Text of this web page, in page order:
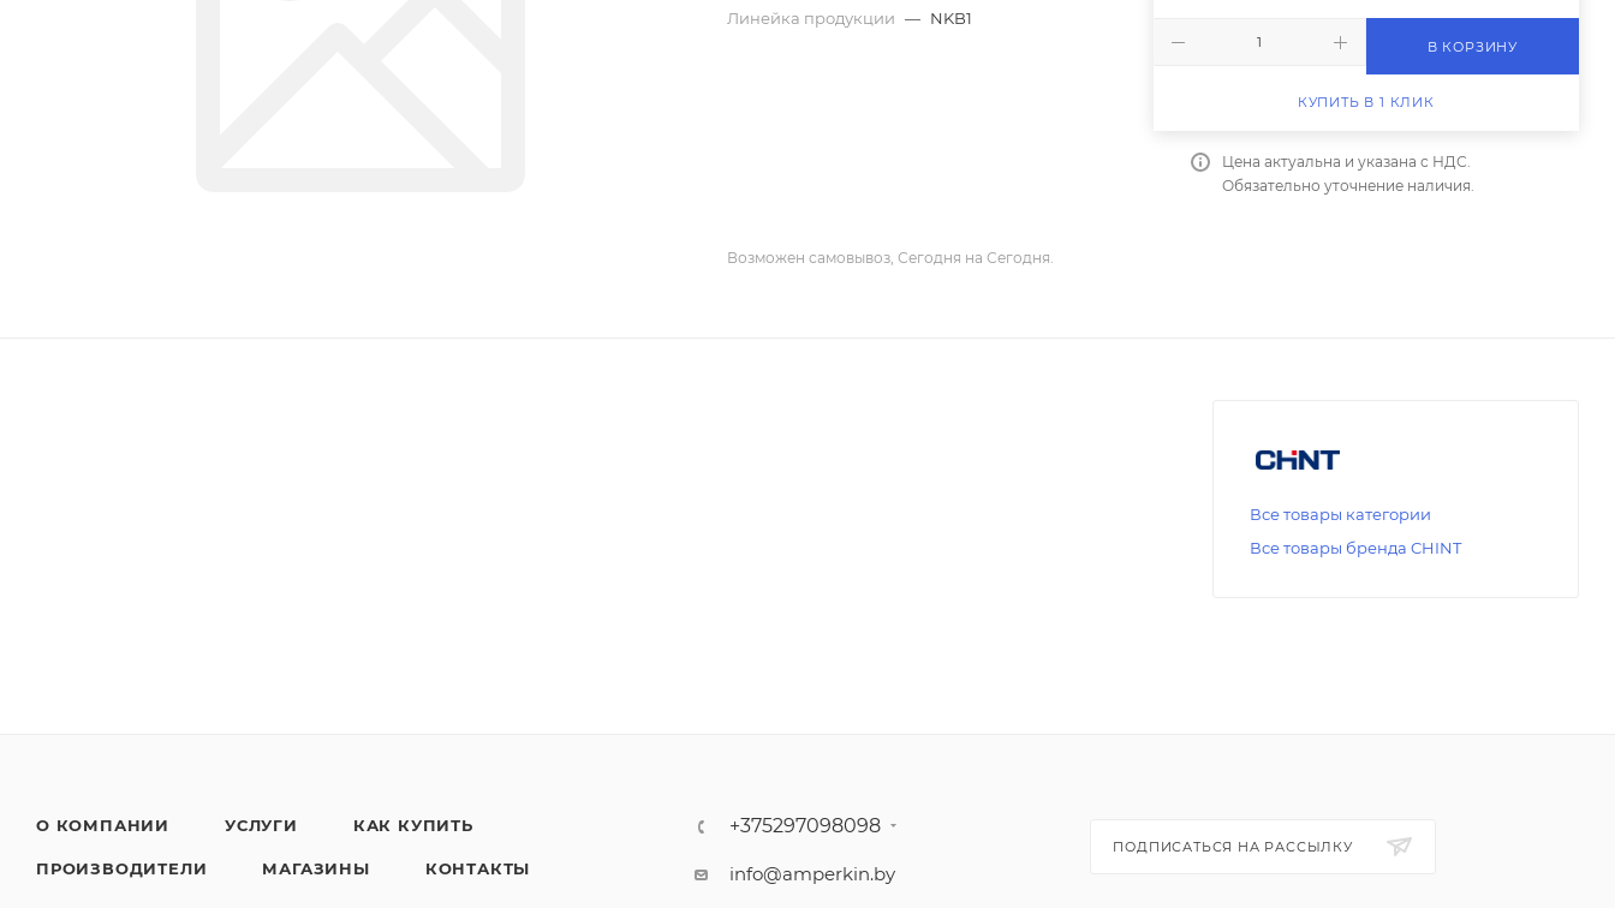
Линейка продукции — NKB1
В КОРЗИНУ
КУПИТЬ В 1 КЛИК
Цена актуальна и указана с НДС.
Обязательно уточнение наличия.
Возможен самовывоз, Сегодня на Сегодня.
Все товары категории
Все товары бренда CHINT
О КОМПАНИИ УСЛУГИ КАК КУПИТЬ
ПРОИЗВОДИТЕЛИ МАГАЗИНЫ КОНТАКТЫ
+375297098098
info@amperkin.by
ПОДПИСАТЬСЯ НА РАССЫЛКУ